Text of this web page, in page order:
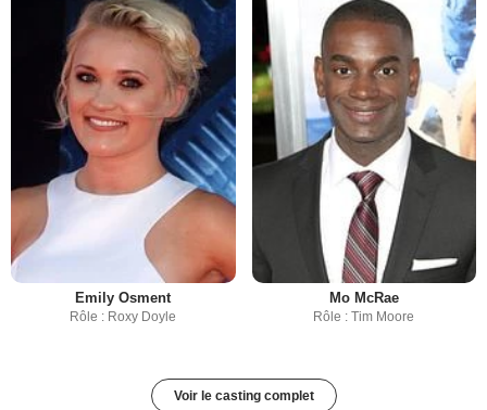
Emily Osment
Rôle : Roxy Doyle
Mo McRae
Rôle : Tim Moore
Voir le casting complet